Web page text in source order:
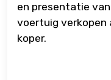
en presentatie
voertuig verkopen
koper.